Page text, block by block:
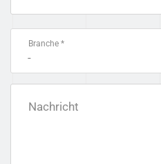
Branche *
-
Nachricht